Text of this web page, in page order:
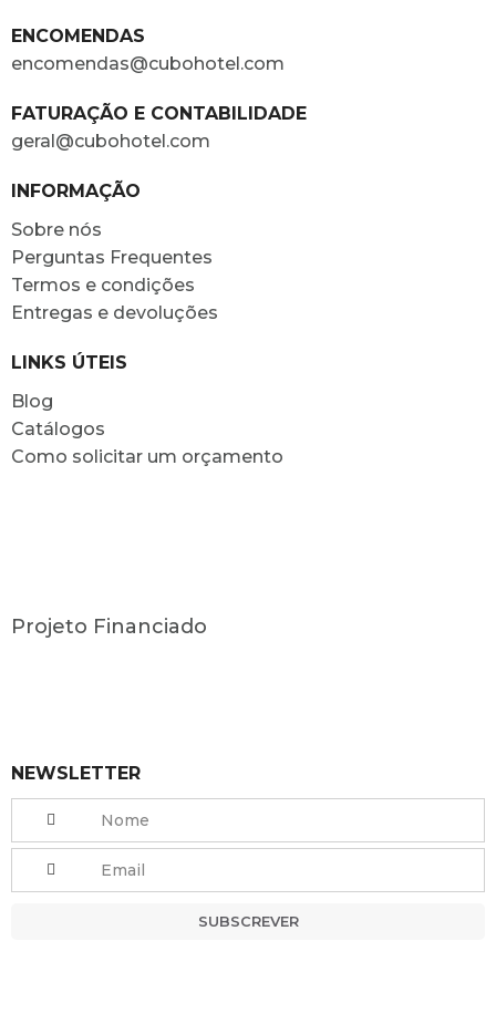
ENCOMENDAS
encomendas@cubohotel.com
FATURAÇÃO E CONTABILIDADE
geral@cubohotel.com
INFORMAÇÃO
Sobre nós
Perguntas Frequentes
Termos e condições
Entregas e devoluções
LINKS ÚTEIS
Blog
Catálogos
Como solicitar um orçamento
Projeto Financiado
NEWSLETTER
SUBSCREVER